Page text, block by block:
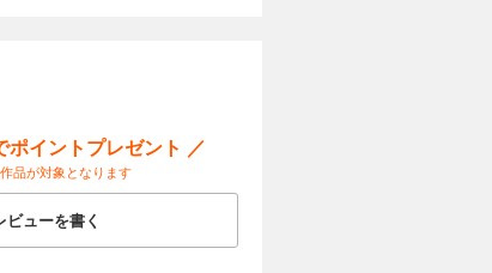
ポイントプレゼント ／
品が対象となります
ビューを書く